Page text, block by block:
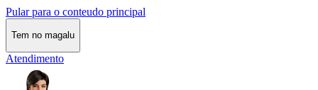
Pular para o conteudo principal
Tem no magalu
Atendimento